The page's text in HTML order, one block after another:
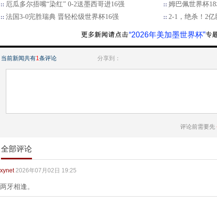
厄瓜多尔捂嘴“染红” 0-2送墨西哥进16强
姆巴佩世界杯
法国3-0完胜瑞典 晋轻松级世界杯16强
2-1，绝杀！2
“2026年美加墨世界杯”
当前新闻共有1条评论 分享到：
评论前需要先
全部评论
xynet 2026年07月02日 19:25
两牙相逢。